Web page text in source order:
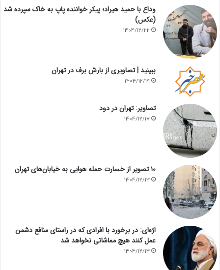
وداع با حمید هیراد؛ پیکر خواننده پاپ به خاک سپرده شد
(عکس)
1404/12/22
ببینید | تصاویری از بارش برف در تهران
1404/12/19
تصاویر: تهران در دود
1404/12/17
۱۰ تصویر از خسارت حمله هوایی به خیابان‌های تهران
1404/12/13
اژه‌ای: در برخورد با افرادی که در راستای منافع دشمن
عمل کنند هیچ مماشاتی نخواهد شد
1404/12/13